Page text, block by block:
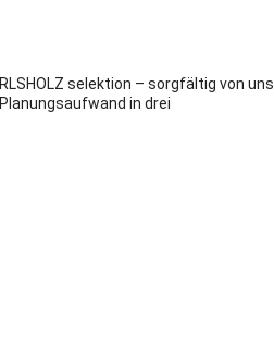
selektion – sorgfältig von uns
in drei